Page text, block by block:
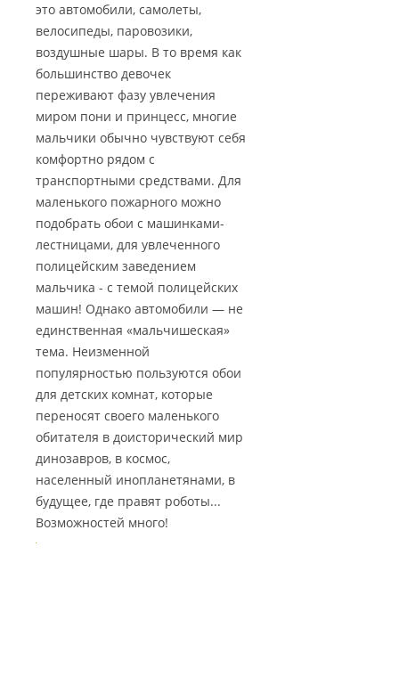
это автомобили, самолеты,
велосипеды, паровозики,
воздушные шары. В то время как
большинство девочек
переживают фазу увлечения
миром пони и принцесс, многие
мальчики обычно чувствуют себя
комфортно рядом с
транспортными средствами. Для
маленького пожарного можно
подобрать обои с машинками-
лестницами, для увлеченного
полицейским заведением
мальчика - с темой полицейских
машин! Однако автомобили — не
единственная «мальчишеская»
тема. Неизменной
популярностью пользуются обои
для детских комнат, которые
переносят своего маленького
обитателя в доисторический мир
динозавров, в космос,
населенный инопланетянами, в
будущее, где правят роботы...
Возможностей много!